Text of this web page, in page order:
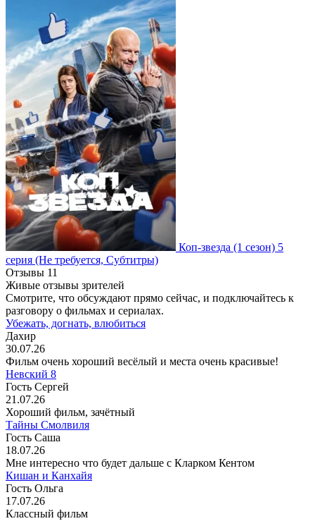
Коп-звезда (1 сезон) 5
серия (Не требуется, Субтитры)
Отзывы 11
Живые отзывы зрителей
Смотрите, что обсуждают прямо сейчас, и подключайтесь к
разговору о фильмах и сериалах.
Убежать, догнать, влюбиться
Дахир
30.07.26
Фильм очень хороший весёлый и места очень красивые!
Невский 8
Гость Сергей
21.07.26
Хороший фильм, зачётный
Тайны Смолвиля
Гость Саша
18.07.26
Мне интересно что будет дальше с Кларком Кентом
Кишан и Канхайя
Гость Ольга
17.07.26
Классный фильм